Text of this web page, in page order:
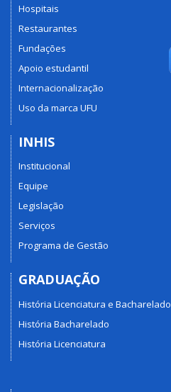
Hospitais
Restaurantes
Fundações
Apoio estudantil
Internacionalização
Uso da marca UFU
INHIS
Institucional
Equipe
Legislação
Serviços
Programa de Gestão
GRADUAÇÃO
História Licenciatura e Bacharelado
História Bacharelado
História Licenciatura